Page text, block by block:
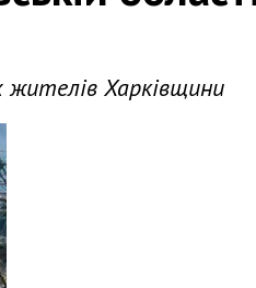
Харківщини